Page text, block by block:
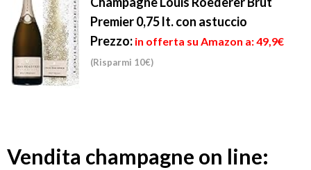
Premier 0,75 lt. con astuccio
Prezzo: in offerta su Amazon a: 49,9€
(Risparmi 10€)
Vendita champagne on line: